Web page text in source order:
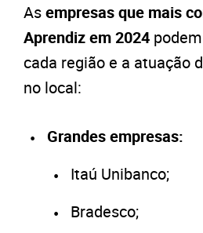
Asempresas que mais
Aprendiz em 2024
cada região e a atuação
no local:
Grandes empresas:
Itaú Unibanco;
Bradesco;